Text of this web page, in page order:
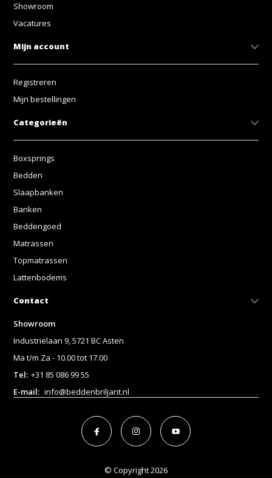
Showroom
Vacatures
Mijn account
Registreren
Mijn bestellingen
Categorieën
Boxsprings
Bedden
Slaapbanken
Banken
Beddengoed
Matrassen
Topmatrassen
Lattenbodems
Contact
Showroom
Industrielaan 9, 5721 BC Asten
Ma t/m Za - 10.00 tot 17.00
Tel: +31 85 086 99 55
E-mail: info@beddenbriljant.nl
© Copyright 2026